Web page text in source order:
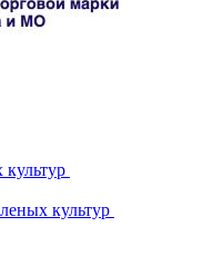
культур